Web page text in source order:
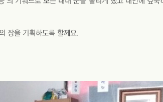
장을 기획하도록 할께요.